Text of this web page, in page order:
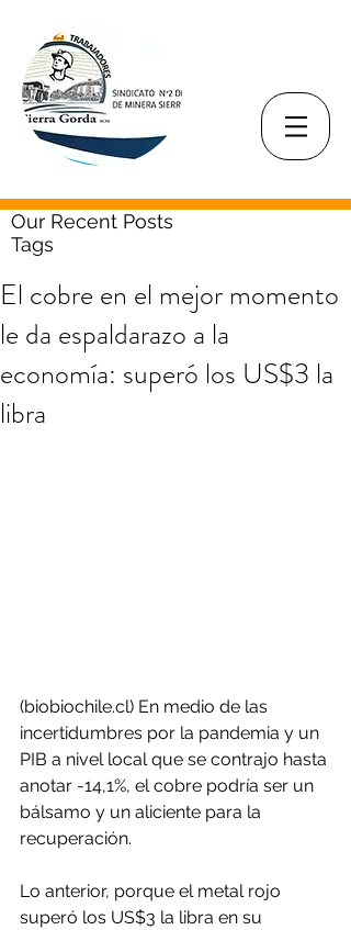
Our Recent Posts
Tags
El cobre en el mejor momento
le da espaldarazo a la
economía: superó los US$3 la
libra
(biobiochile.cl) En medio de las
incertidumbres por la pandemia y un
PIB a nivel local que se contrajo hasta
anotar -14,1%, el cobre podría ser un
bálsamo y un aliciente para la
recuperación.
Lo anterior, porque el metal rojo
superó los US$3 la libra en su